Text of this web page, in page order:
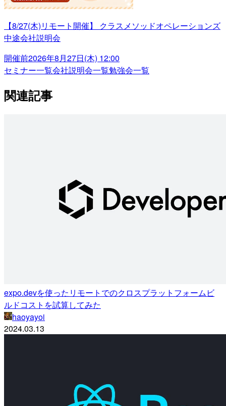
【8/27(木)リモート開催】 クラスメソッドオペレーションズ
中途会社説明会
開催前2026年8月27日(木) 12:00
セミナー一覧会社説明会一覧勉強会一覧
関連記事
expo.devを使ったリモートでのクロスプラットフォームビ
ルドコストを試算してみた
haoyayoi
2024.03.13